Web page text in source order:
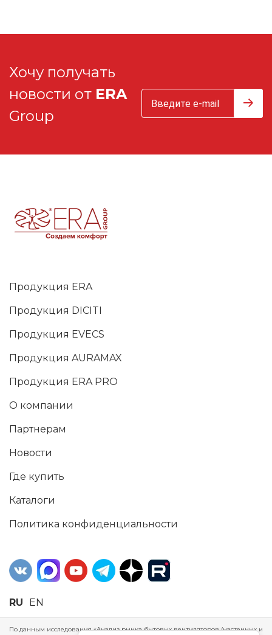
Хочу получать
новости от ERA
Group
Продукция ERA
Продукция DICITI
Продукция EVECS
Продукция AURAMAX
Продукция ERA PRO
О компании
Партнерам
Новости
Где купить
Каталоги
Политика конфиденциальности
RU EN
По данным исследования «Анализ рынка бытовых вентиляторов (настенных и